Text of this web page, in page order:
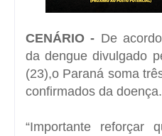
CENÁRIO - De
da denguedivulgado
(23),o Paraná soma
confirmados da doença.
“Importante reforçar